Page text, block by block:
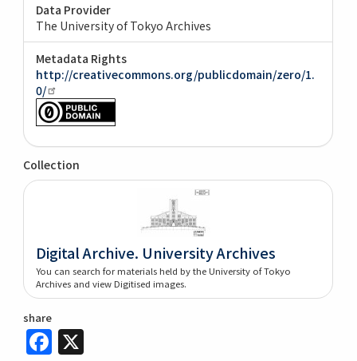
Data Provider
The University of Tokyo Archives
Metadata Rights
http://creativecommons.org/publicdomain/zero/1.
0/
Collection
Digital Archive. University Archives
You can search for materials held by the University of Tokyo
Archives and view Digitised images.
share
Facebook